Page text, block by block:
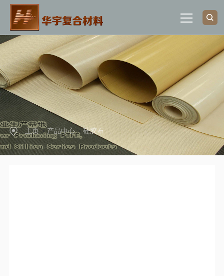
网站首页
关于我们
产品中心
行业应用
主页> 产品中心>硅胶布